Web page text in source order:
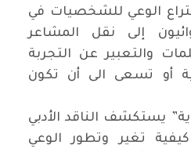
الوعي للشخصيات في
إلى نقل المشاعر
والتعبير عن التجربة
أو تسعى الى أن تكون
يستكشف الناقد الأدبي
تغير وتطور الوعي